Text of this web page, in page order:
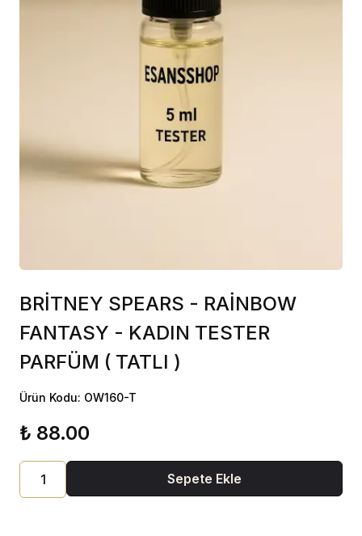
BRİTNEY SPEARS - RAİNBOW
FANTASY - KADIN TESTER
PARFÜM ( TATLI )
Ürün Kodu: OW160-T
₺ 88.00
Sepete Ekle